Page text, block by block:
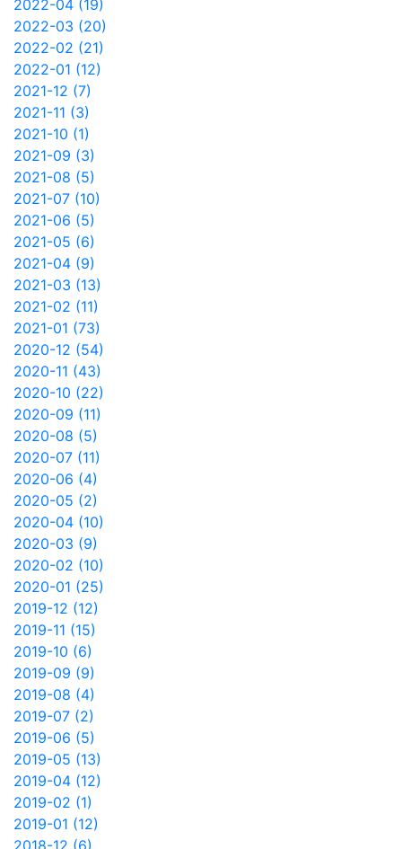
2022-04 (19)
2022-03 (20)
2022-02 (21)
2022-01 (12)
2021-12 (7)
2021-11 (3)
2021-10 (1)
2021-09 (3)
2021-08 (5)
2021-07 (10)
2021-06 (5)
2021-05 (6)
2021-04 (9)
2021-03 (13)
2021-02 (11)
2021-01 (73)
2020-12 (54)
2020-11 (43)
2020-10 (22)
2020-09 (11)
2020-08 (5)
2020-07 (11)
2020-06 (4)
2020-05 (2)
2020-04 (10)
2020-03 (9)
2020-02 (10)
2020-01 (25)
2019-12 (12)
2019-11 (15)
2019-10 (6)
2019-09 (9)
2019-08 (4)
2019-07 (2)
2019-06 (5)
2019-05 (13)
2019-04 (12)
2019-02 (1)
2019-01 (12)